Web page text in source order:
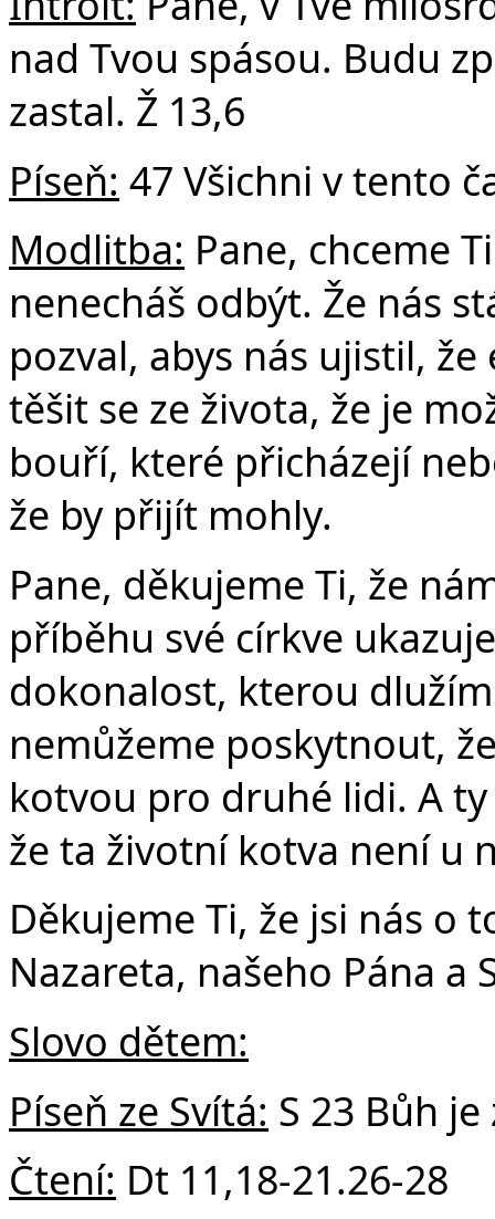
nad Tvou spásou. Budu
zastal. Ž 13,6
Píseň: 47 Všichni v tento
Modlitba: Pane, chceme
nenecháš odbýt. Že nás
pozval, abys nás ujistil,
těšit se ze života, že je
bouří, které přicházejí
že by přijít mohly.
Pane, děkujeme Ti, že
příběhu své církve
dokonalost, kterou
nemůžeme poskytnout,
kotvou pro druhé lidi. A
že ta životní kotva není u
Děkujeme Ti, že jsi nás o
Nazareta, našeho Pána a
Slovo dětem:
Píseň ze Svítá: S 23 Bůh
Čtení: Dt 11,18-21.26-28